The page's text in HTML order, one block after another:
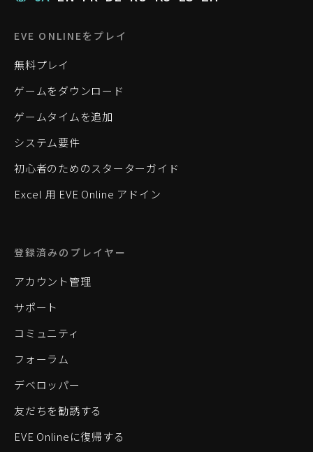
EVE ONLINEをプレイ
無料プレイ
ゲームをダウンロード
ゲームタイムを追加
システム要件
初心者のためのスターターガイド
Excel 用 EVE Online アドイン
登録済みのプレイヤー
アカウント管理
サポート
コミュニティ
フォーラム
デベロッパー
友だちを勧誘する
EVE Onlineに復帰する